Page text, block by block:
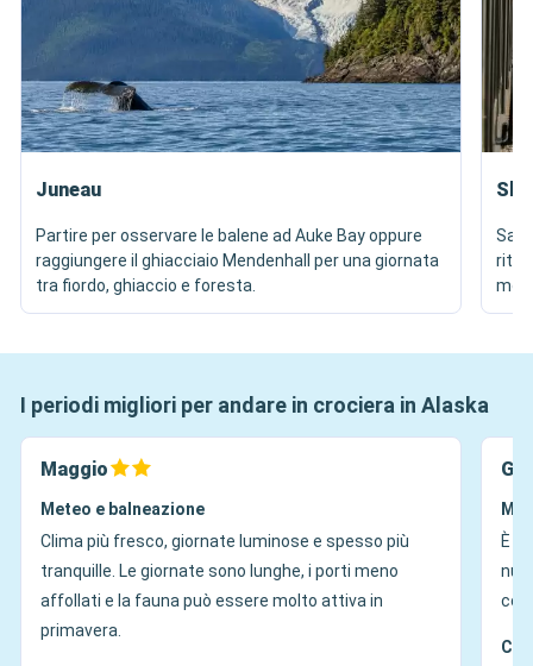
Juneau
Partire per osservare le balene ad Auke Bay oppure
raggiungere il ghiacciaio Mendenhall per una giornata
tra fiordo, ghiaccio e foresta.
I periodi migliori per andare in crociera in Alaska
Maggio
Meteo e balneazione
Clima più fresco, giornate luminose e spesso più
tranquille. Le giornate sono lunghe, i porti meno
affollati e la fauna può essere molto attiva in
primavera.
È il